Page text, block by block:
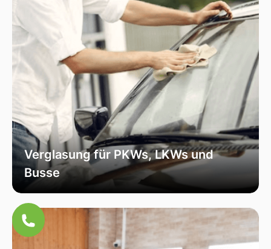
Verglasung für PKWs, LKWs und
Busse
Unsere Verglasungsdienste umfassen alle
Fahrzeugtypen, von Personenkraftwagen über
Lastkraftwagen bis hin zu Bussen. Wir sorgen
für eine fachmännische Installation und hohe